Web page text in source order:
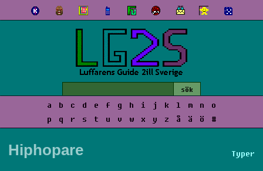
a b c d e f g h i j k l m n
o
p
q r s t u v w x y z å ä ö #
Typer
Hiphopare